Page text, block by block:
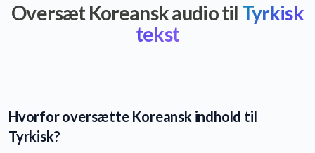
Oversæt Koreansk audio til Tyrkisk
tekst
Hvorfor oversætte Koreansk indhold til
Tyrkisk?